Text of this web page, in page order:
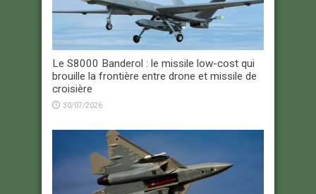
Le S8000 Banderol : le missile low-cost qui
brouille la frontière entre drone et missile de
croisière
30/07/2026